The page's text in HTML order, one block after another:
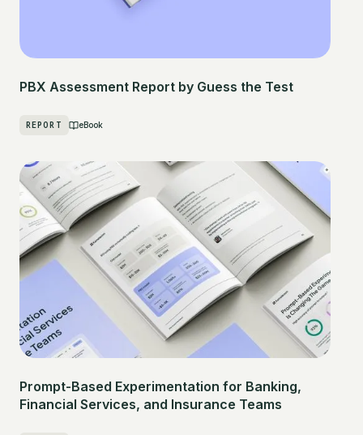
PBX Assessment Report by Guess the Test
REPORT eBook
Prompt-Based Experimentation for Banking,
Financial Services, and Insurance Teams